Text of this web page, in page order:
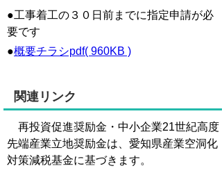
●工事着工の３０日前までに指定申請が必
要です
●概要チラシpdf( 960KB )
関連リンク
再投資促進奨励金・中小企業21世紀高度
先端産業立地奨励金は、愛知県産業空洞化
対策減税基金に基づきます。